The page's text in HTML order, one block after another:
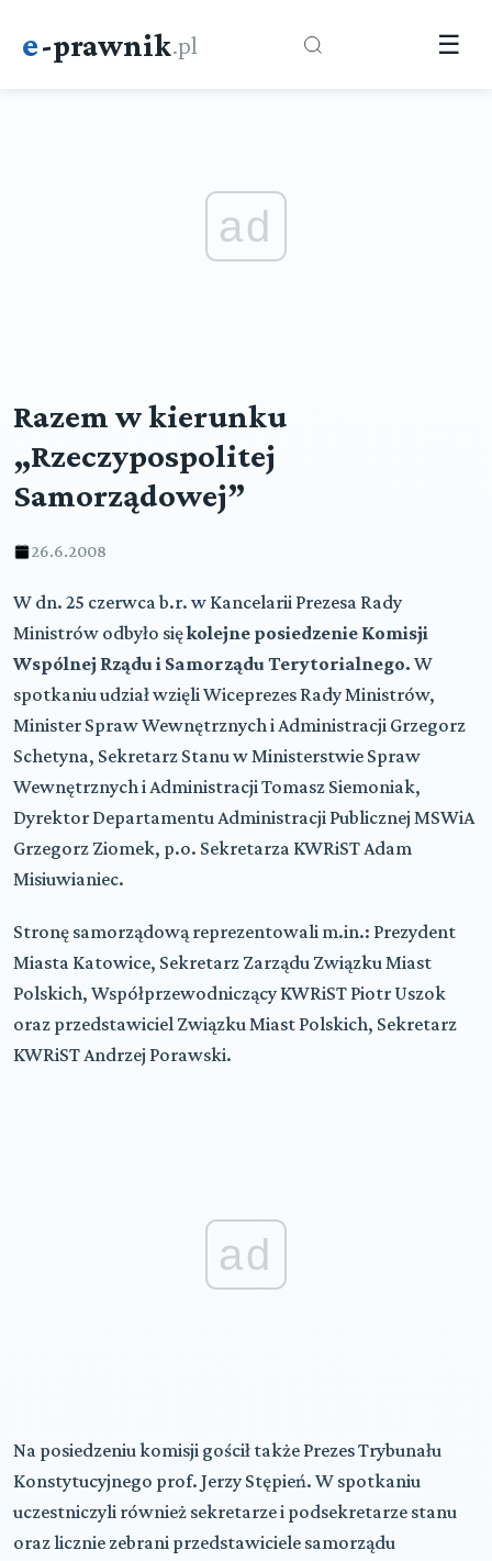
e-prawnik.pl ☰
ad
Razem w kierunku
„Rzeczypospolitej
Samorządowej”
26.6.2008
W dn. 25 czerwca b.r. w Kancelarii Prezesa Rady
Ministrów odbyło siękolejne posiedzenie Komisji
Wspólnej Rządu i Samorządu Terytorialnego. W
spotkaniu udział wzięli Wiceprezes Rady Ministrów,
Minister Spraw Wewnętrznych i Administracji Grzegorz
Schetyna, Sekretarz Stanu w Ministerstwie Spraw
Wewnętrznych i Administracji Tomasz Siemoniak,
Dyrektor Departamentu Administracji Publicznej MSWiA
Grzegorz Ziomek, p.o. Sekretarza KWRiST Adam
Misiuwianiec.
Stronę samorządową reprezentowali m.in.: Prezydent
Miasta Katowice, Sekretarz Zarządu Związku Miast
Polskich, Współprzewodniczący KWRiST Piotr Uszok
oraz przedstawiciel Związku Miast Polskich, Sekretarz
KWRiST Andrzej Porawski.
ad
Na posiedzeniu komisji gościł także Prezes Trybunału
Konstytucyjnego prof. Jerzy Stępień. W spotkaniu
uczestniczyli również sekretarze i podsekretarze stanu
oraz licznie zebrani przedstawiciele samorządu